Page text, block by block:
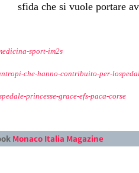
sfida che si vuole portare
sport-im2s
che-hanno-contribuito-per-
princesse-grace-efs-paca-corse
Monaco Italia Magazine